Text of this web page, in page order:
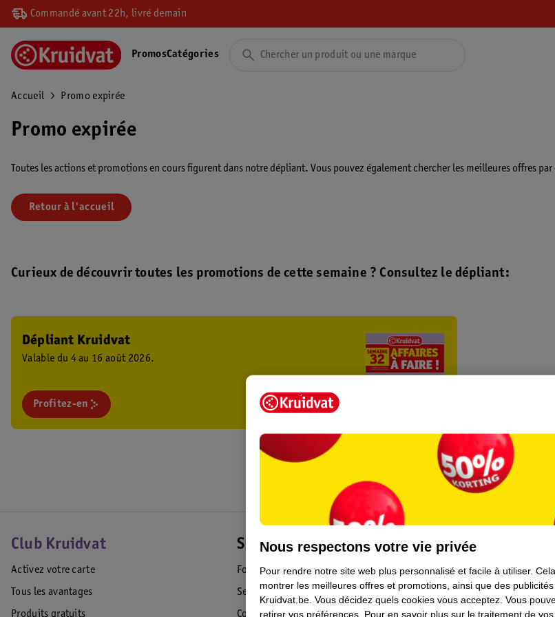
Commandé avant 22h, livré demain
PromosCatégories
Accueil Promo expirée
Promo expirée
Toutes les actions et promotions en cours figurent dans notre dépliant. Vous pouvez également chercher les meilleures offres
Retour à l'accueil
Curieux de découvrir toutes les promotions de cette semaine ? Consultez le dépliant:
Dépliant Kruidvat
Valable du 4 au 16 août 2026.
Profitez-en
Club Kruidvat
Activez votre carte
Tous les avantages
Produits gratuits
Service Clientèle
Foire aux questions
Service Clientèle
Commande & Livraison
Tout sur
À propos de Kruidvat
Presse
Formule
Nous respectons votre vie privée
Pour rendre notre site web plus personnalisé et facile à utiliser.
montrer les meilleures offres et promotions, ainsi que des
Kruidvat.be. Vous décidez quels cookies vous acceptez. Vous
retirer vos préférences. Pour en savoir plus sur le traitement de